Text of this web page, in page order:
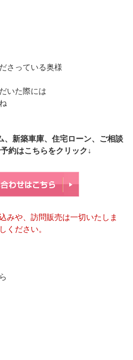
さっている奥様
いた際には
、新築車庫、住宅ローン、ご相談
約はこちらをクリック↓
みや、訪問販売は一切いたしま
ください。